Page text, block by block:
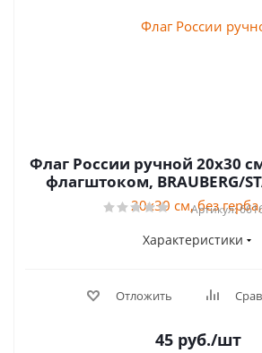
Флаг России ручной 20х30
флагштоком, BRAUBERG/
Артикул:
Характеристики
Отложить
45руб./шт